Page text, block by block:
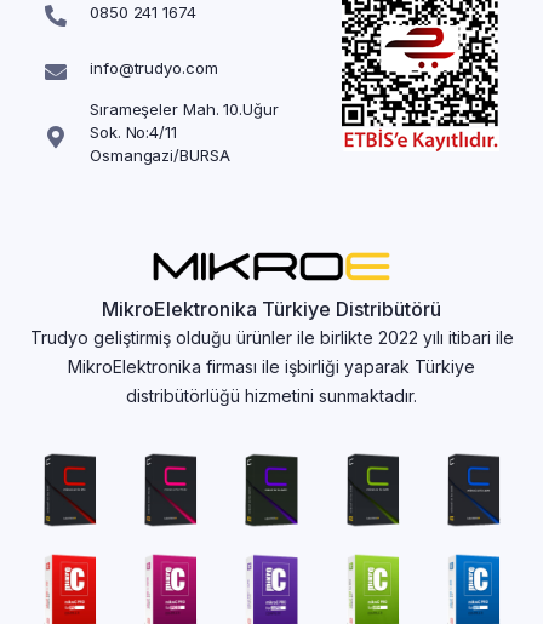
0850 241 1674
info@trudyo.com
Sırameşeler Mah. 10.Uğur
Sok. No:4/11
Osmangazi/BURSA
MikroElektronika Türkiye Distribütörü
Trudyo geliştirmiş olduğu ürünler ile birlikte 2022 yılı itibari ile
MikroElektronika firması ile işbirliği yaparak Türkiye
distribütörlüğü hizmetini sunmaktadır.